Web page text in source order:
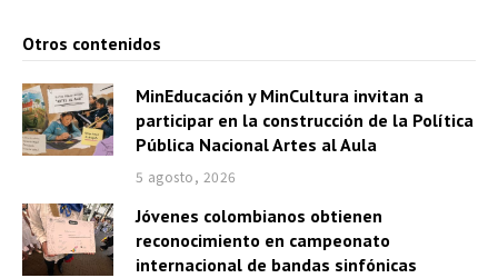
Otros contenidos
MinEducación y MinCultura invitan a
participar en la construcción de la Política
Pública Nacional Artes al Aula
5 agosto, 2026
Jóvenes colombianos obtienen
reconocimiento en campeonato
internacional de bandas sinfónicas